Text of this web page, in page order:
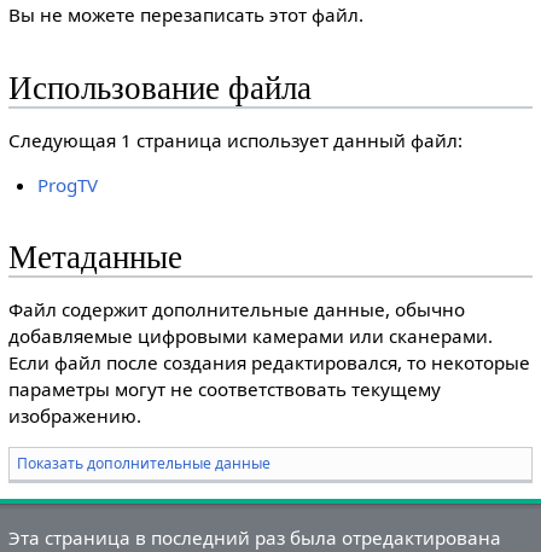
Вы не можете перезаписать этот файл.
Использование файла
Следующая 1 страница использует данный файл:
ProgTV
Метаданные
Файл содержит дополнительные данные, обычно
добавляемые цифровыми камерами или сканерами.
Если файл после создания редактировался, то некоторые
параметры могут не соответствовать текущему
изображению.
Показать дополнительные данные
Эта страница в последний раз была отредактирована